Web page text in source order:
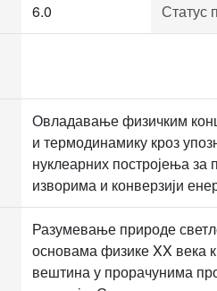
6.0 Статус
Овладавање физичким
и термодинамику кроз
нуклеарних постројења
изворима и конверзији
Разумевање природе
основама физике XX века
вештина у прорачунима